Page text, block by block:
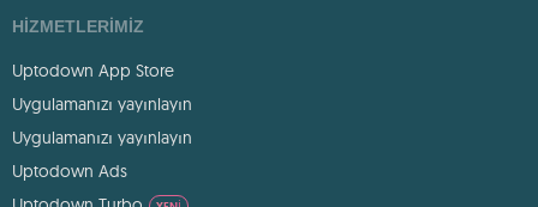
HIZMETLERIMIZ
Uptodown App Store
Uygulamanızı yayınlayın
Uygulamanızı yayınlayın
Uptodown Ads